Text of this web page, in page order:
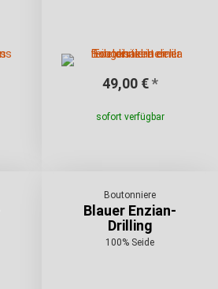
49,00 € *
sofort verfügbar
Boutonniere
Blauer Enzian-
Drilling
100% Seide